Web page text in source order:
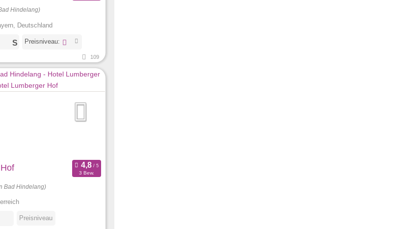
Hindelang)
Deutschland
Preisniveau:
109
3 Bew.
Bad Hindelang)
Preisniveau